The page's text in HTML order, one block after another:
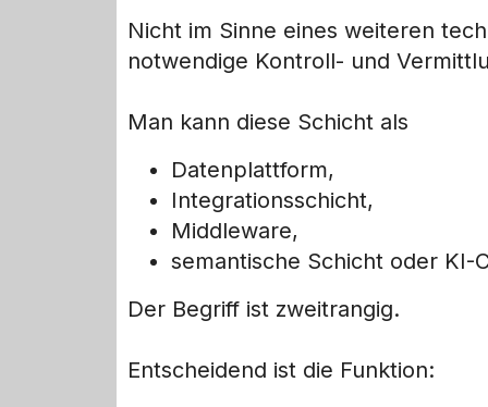
Nicht im Sinne eines weiteren
notwendige Kontroll- und
Man kann diese Schicht als
Datenplattform,
Integrationsschicht,
Middleware,
semantische Schicht oder KI-
Der Begriff ist zweitrangig.
Entscheidend ist die Funktion: